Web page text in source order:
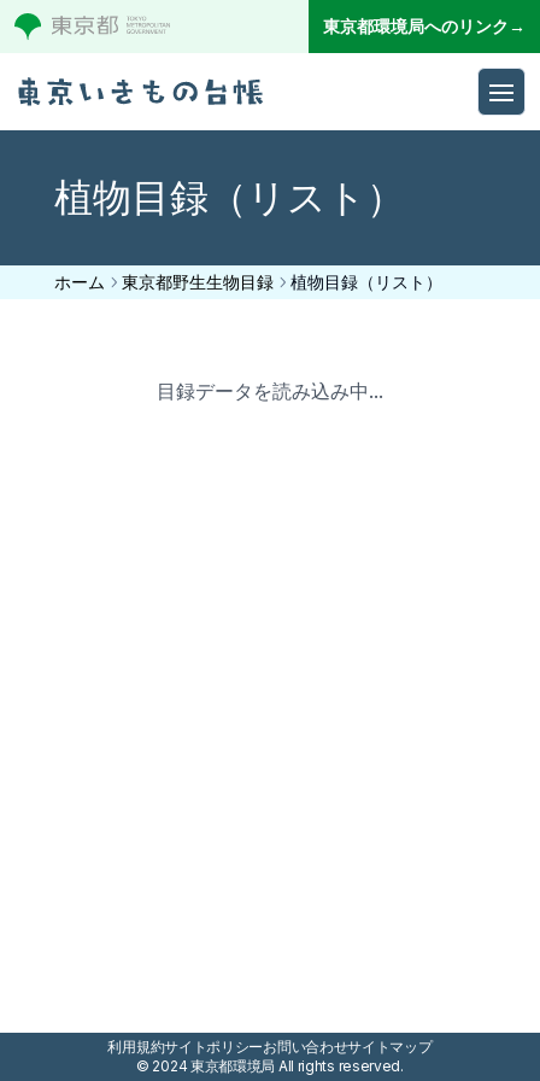
東京都環境局へのリンク→
植物目録（リスト）
ホーム 東京都野生生物目録 植物目録（リスト）
目録データを読み込み中...
利用規約サイトポリシーお問い合わせサイトマップ
© 2024 東京都環境局 All rights reserved.